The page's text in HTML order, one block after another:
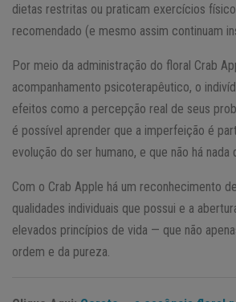
dietas restritas ou praticam exercícios
recomendado (e mesmo assim continuam
Por meio da administração do floral Crab
acompanhamento psicoterapêutico, o
efeitos como a percepção real de seus
é possível aprender que a imperfeição é
evolução do ser humano, e que não há nada
Com o Crab Apple há um reconhecimento
qualidades individuais que possui e a
elevados princípios de vida — que não
ordem e da pureza.